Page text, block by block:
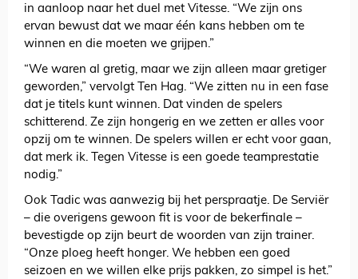
in aanloop naar het duel met Vitesse. “We zijn ons
ervan bewust dat we maar één kans hebben om te
winnen en die moeten we grijpen.”
“We waren al gretig, maar we zijn alleen maar gretiger
geworden,” vervolgt Ten Hag. “We zitten nu in een fase
dat je titels kunt winnen. Dat vinden de spelers
schitterend. Ze zijn hongerig en we zetten er alles voor
opzij om te winnen. De spelers willen er echt voor gaan,
dat merk ik. Tegen Vitesse is een goede teamprestatie
nodig.”
Ook Tadic was aanwezig bij het perspraatje. De Serviër
– die overigens gewoon fit is voor de bekerfinale –
bevestigde op zijn beurt de woorden van zijn trainer.
“Onze ploeg heeft honger. We hebben een goed
seizoen en we willen elke prijs pakken, zo simpel is het.”